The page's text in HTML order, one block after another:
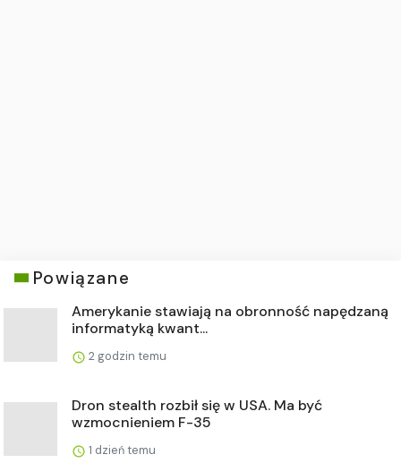
Powiązane
Amerykanie stawiają na obronność napędzaną
informatyką kwant...
2 godzin temu
Dron stealth rozbił się w USA. Ma być
wzmocnieniem F-35
1 dzień temu